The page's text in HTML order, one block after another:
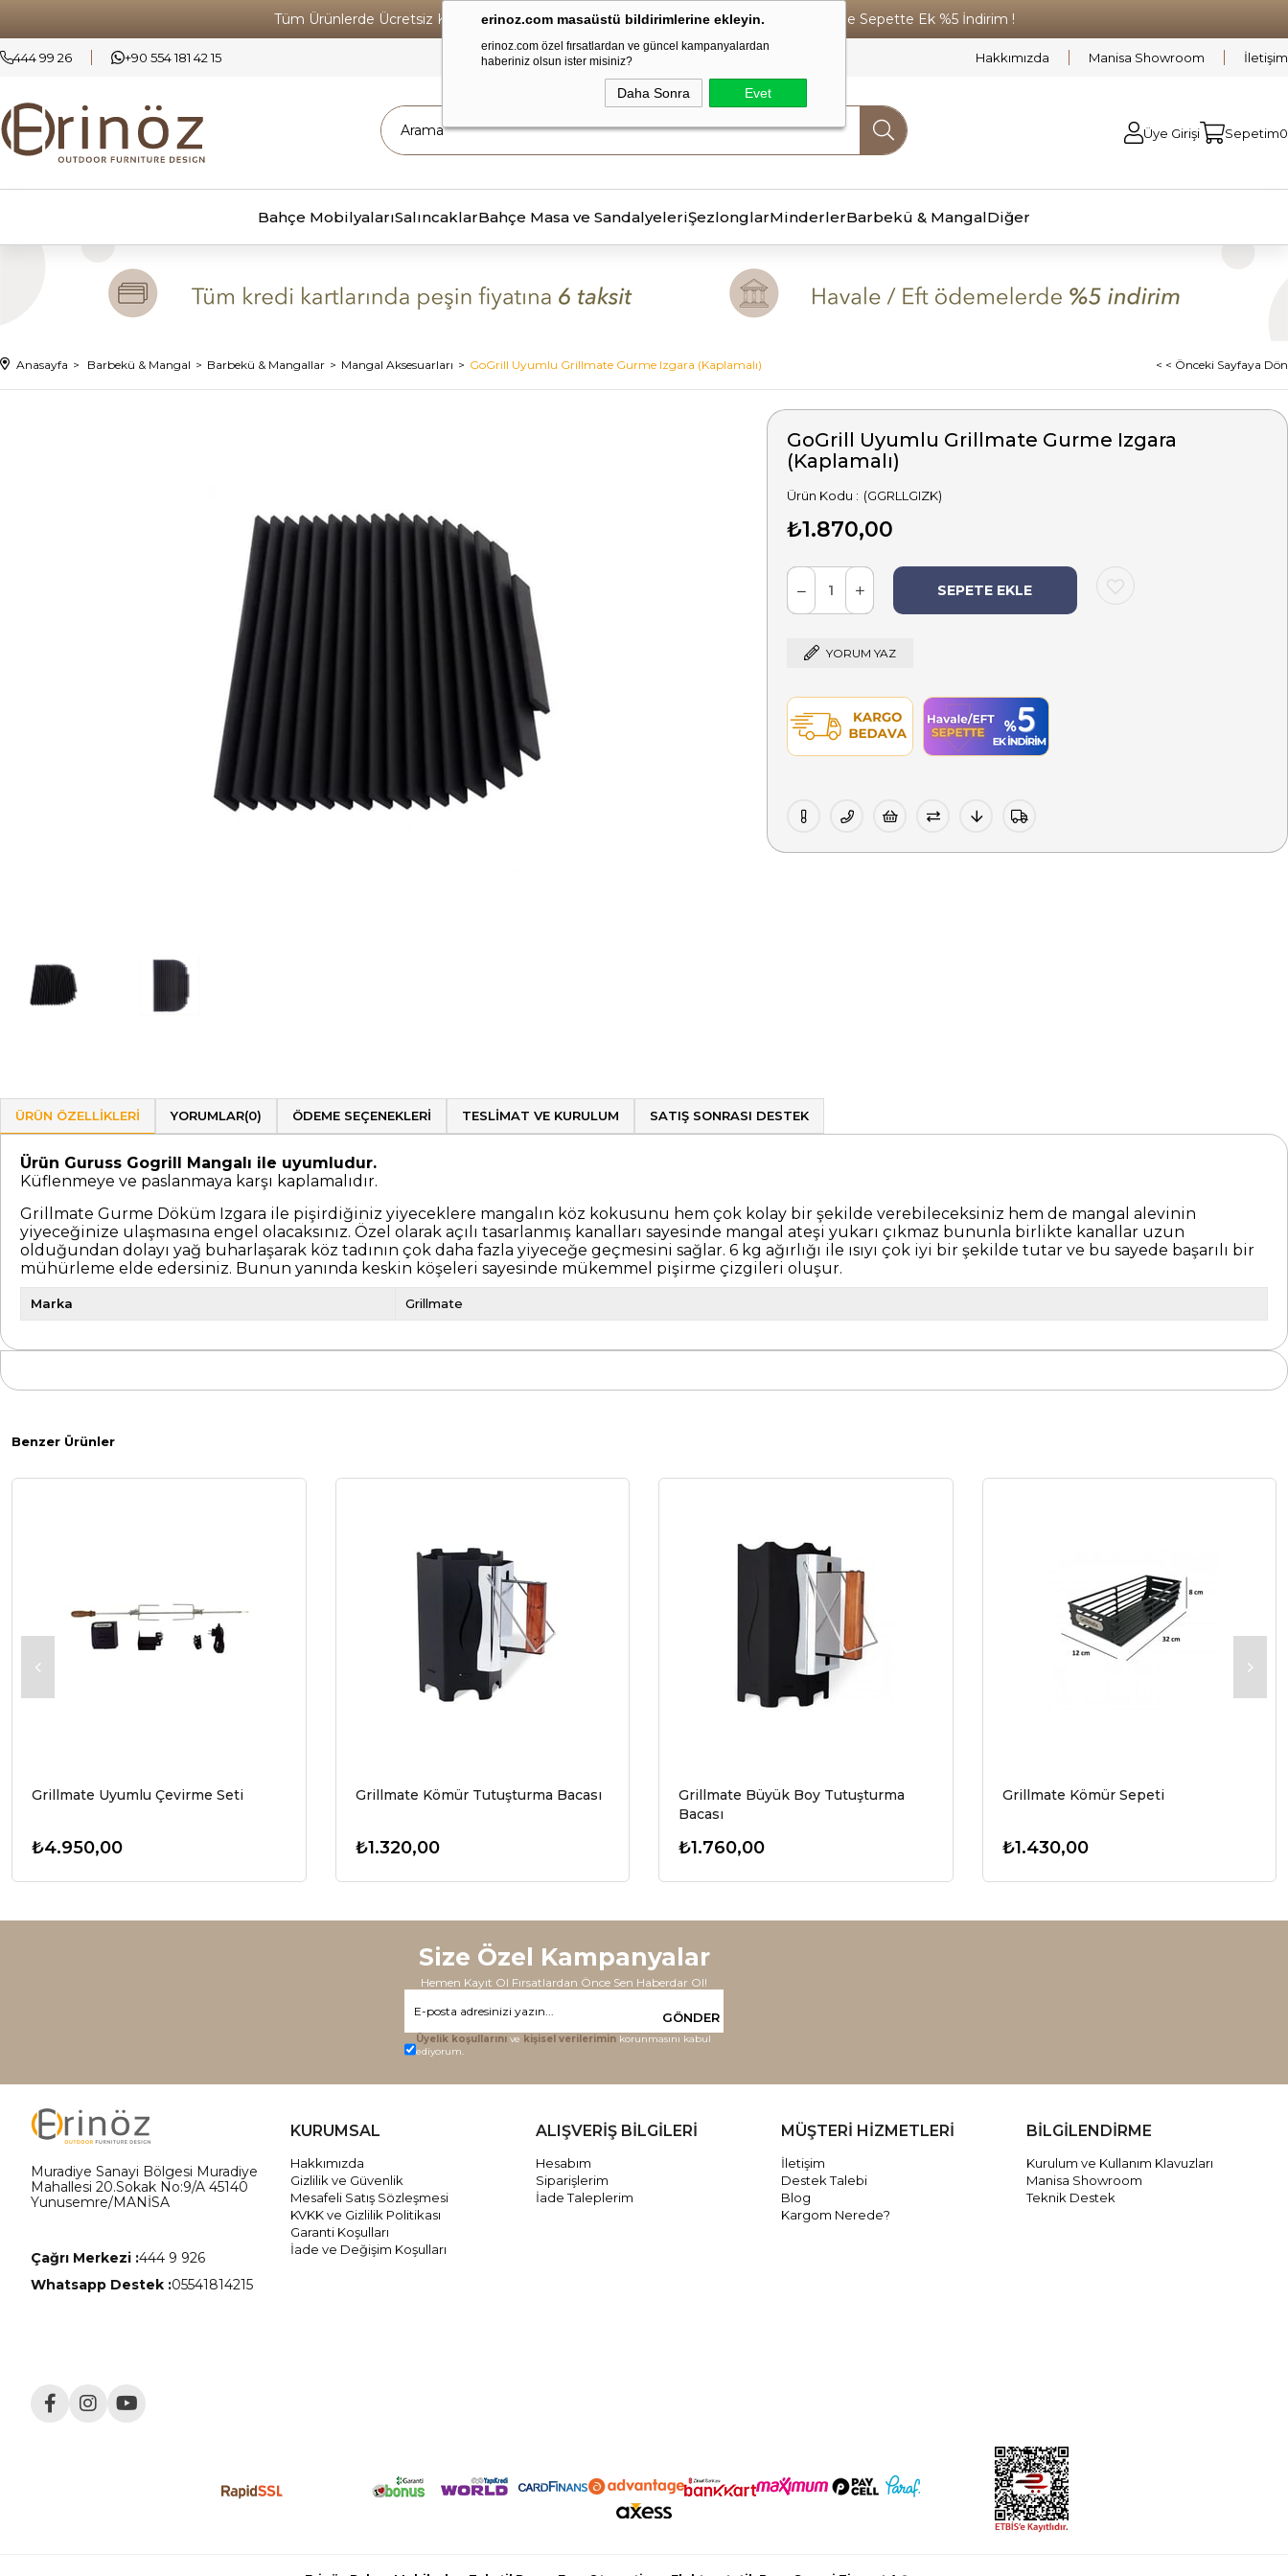
erinoz.com masaüstü bildirimlerine ekleyin.
erinoz.com özel fırsatlardan ve güncel kampanyalardan
haberiniz olsun ister misiniz?
Daha Sonra Evet
Tüm Ürünlerde Ücretsiz Kargo • Vade Farksız 6 Taksit ! • Havale Ödemelerde Sepette Ek %5 İndirim !
444 99 26 +90 554 181 42 15 Hakkımızda Manisa Showroom İletişim
Üye Girişi Sepetim0
Bahçe MobilyalarıSalıncaklarBahçe Masa ve SandalyeleriŞezlonglarMinderlerBarbekü & MangalDiğer
Anasayfa Barbekü & Mangal Barbekü & Mangallar Mangal Aksesuarları GoGrill Uyumlu Grillmate Gurme Izgara (Kaplamalı) < < Önceki Sayfaya Dön
GoGrill Uyumlu Grillmate Gurme Izgara
(Kaplamalı)
(GGRLLGIZK)
₺1.870,00
YORUM YAZ
ÜRÜN ÖZELLIKLERI YORUMLAR(0) ÖDEME SEÇENEKLERI TESLIMAT VE KURULUM SATIŞ SONRASI DESTEK
Ürün Guruss Gogrill Mangalı ile uyumludur.
Küflenmeye ve paslanmaya karşı kaplamalıdır.
Grillmate Gurme Döküm Izgara ile pişirdiğiniz yiyeceklere mangalın köz kokusunu hem çok kolay bir şekilde verebileceksiniz hem de mangal alevinin
yiyeceğinize ulaşmasına engel olacaksınız. Özel olarak açılı tasarlanmış kanalları sayesinde mangal ateşi yukarı çıkmaz bununla birlikte kanallar uzun
olduğundan dolayı yağ buharlaşarak köz tadının çok daha fazla yiyeceğe geçmesini sağlar. 6 kg ağırlığı ile ısıyı çok iyi bir şekilde tutar ve bu sayede başarılı bir
mühürleme elde edersiniz. Bunun yanında keskin köşeleri sayesinde mükemmel pişirme çizgileri oluşur.
Marka Grillmate
Benzer Ürünler
Grillmate Uyumlu Çevirme Seti
₺4.950,00
Grillmate Kömür Tutuşturma Bacası
₺1.320,00
Grillmate Büyük Boy Tutuşturma
Bacası
₺1.760,00
Grillmate Kömür Sepeti
₺1.430,00
Size Özel Kampanyalar
Hemen Kayıt Ol Fırsatlardan Önce Sen Haberdar Ol!
GÖNDER
Üyelik koşullarınıve kişisel verileriminkorunmasını kabul
ediyorum.
Muradiye Sanayi Bölgesi Muradiye
Mahallesi 20.Sokak No:9/A 45140
Yunusemre/MANİSA
Çağrı Merkezi :444 9 926
Whatsapp Destek :05541814215
KURUMSAL
Hakkımızda
Gizlilik ve Güvenlik
Mesafeli Satış Sözleşmesi
KVKK ve Gizlilik Politikası
Garanti Koşulları
İade ve Değişim Koşulları
ALIŞVERİŞ BİLGİLERİ
Hesabım
Siparişlerim
İade Taleplerim
MÜŞTERİ HİZMETLERİ
İletişim
Destek Talebi
Blog
Kargom Nerede?
BİLGİLENDİRME
Kurulum ve Kullanım Klavuzları
Manisa Showroom
Teknik Destek